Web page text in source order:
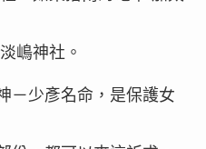
嶋神社。
－少彥名命，是保護女